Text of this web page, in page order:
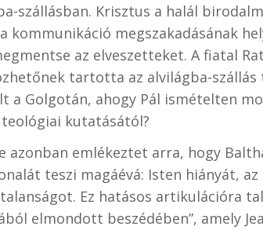
szállásban. Krisztus a halál
kommunikáció megszakadásának
az elveszetteket. A fiatal
tartotta az alvilágba-
a Golgotán, ahogy Pál ismételten
teológiai kutatásától?
azonban emlékeztet arra, hogy
teszi magáévá: Isten hiányát,
Ez hatásos artikulációra
elmondott beszédében”, amely